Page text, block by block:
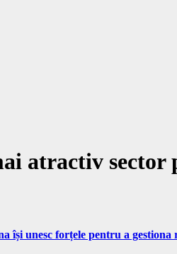
atractiv
își unesc forțele pentru a gestiona